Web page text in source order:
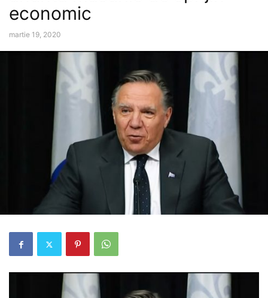
economic
martie 19, 2020